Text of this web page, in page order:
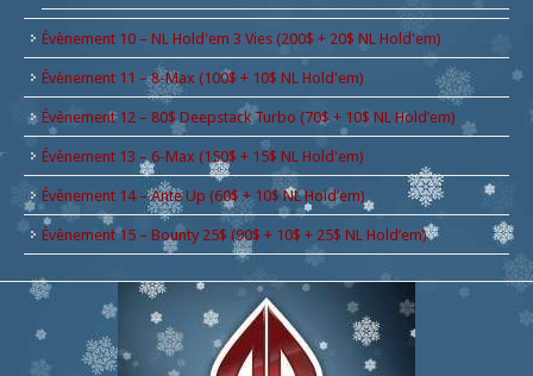
Évènement 10 – NL Hold'em 3 Vies (200$ + 20$ NL Hold'em)
Évènement 11 – 8-Max (100$ + 10$ NL Hold'em)
Évènement 12 – 80$ Deepstack Turbo (70$ + 10$ NL Hold’em)
Évènement 13 – 6-Max (150$ + 15$ NL Hold'em)
Évènement 14 – Ante Up (60$ + 10$ NL Hold’em)
Évènement 15 – Bounty 25$ (90$ + 10$ + 25$ NL Hold’em)